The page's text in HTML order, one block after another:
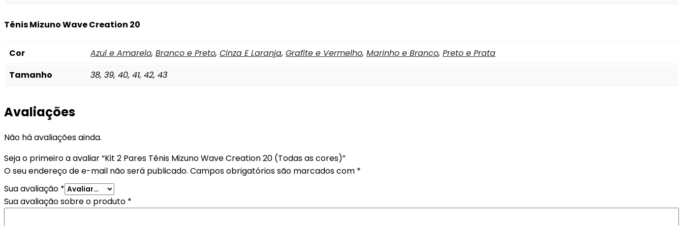
Tênis Mizuno Wave Creation 20
Cor Azul e Amarelo, Branco e Preto, Cinza E Laranja, Grafite e Vermelho, Marinho e Branco, Preto e Prata
Tamanho
38, 39, 40, 41, 42, 43
Avaliações
Não há avaliações ainda.
Seja o primeiro a avaliar “Kit 2 Pares Tênis Mizuno Wave Creation 20 (Todas as cores)”
O seu endereço de e-mail não será publicado. Campos obrigatórios são marcados com *
Sua avaliação *
Sua avaliação sobre o produto *